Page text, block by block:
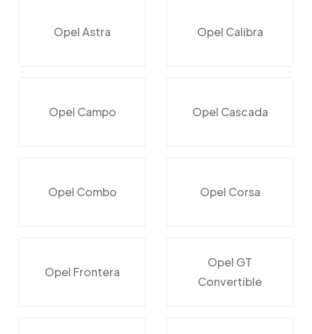
Opel Astra Opel Calibra
Opel Campo Opel Cascada
Opel Combo Opel Corsa
Opel Frontera
Opel GT
Convertible